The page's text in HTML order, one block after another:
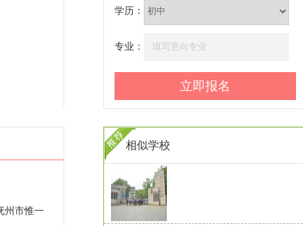
学历：
专业：
州市惟一
相似学校